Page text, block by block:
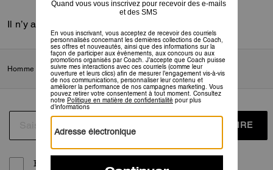
Il n’y a pas encore d’avis.
Homme Sacs / Sacs à dos
S’INSCRIRE
En vous inscrivant, vous acceptez de recevoir des